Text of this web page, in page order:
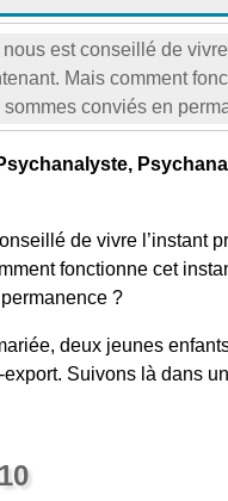
est conseillé de
Mais comment
conviés en
de vivre l’instant
fonctionne cet
?
deux jeunes
export. Suivons là dans